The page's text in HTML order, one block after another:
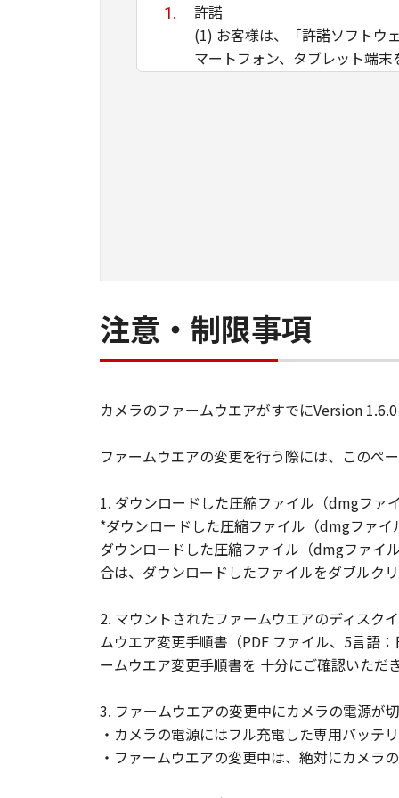
許諾
(1) お客様は、「許諾ソフトウ
マートフォン、タブレット端
頒布、賃貸、リースもしくは
エンジニアリング等すること
帰属
著作権表示
はなりません。
サポートおよびアップグレード
キヤノン、キヤノンの子会社
諾ソフトウェア」のメンテナ
ア」に対するアップデート、
お客様は、日本国政府または
または間接に輸出してはなりま
保証の否認・免責
(1) 「許諾ソフトウェア」は
らの販売代理店または販売店
適合性の保証または「許諾ソ
ものとします。
(2) キヤノン、キヤノンの子
注意・制限事項
カメラのファームウエアがすでにVersion
ファームウエアの変更を行う際には、このペ
1. ダウンロードした圧縮ファイル（dmgファ
*ダウンロードした圧縮ファイル（dmgファイ
ダウンロードした圧縮ファイル（dmgファイ
合は、ダウンロードしたファイルをダブルク
2. マウントされたファームウエアのディスク
ムウエア変更手順書（PDF ファイル、5言語
ームウエア変更手順書を 十分にご確認いただ
3. ファームウエアの変更中にカメラの電源が
・カメラの電源にはフル充電した専用バッテ
・ファームウエアの変更中は、絶対にカメラ